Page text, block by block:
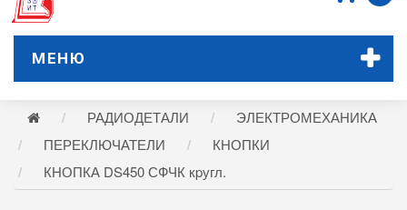
МЕНЮ
РАДИОДЕТАЛИ
ЭЛЕКТРОМЕХАНИКА
ПЕРЕКЛЮЧАТЕЛИ
КНОПКИ
КНОПКА DS450 СФЧК кpугл.